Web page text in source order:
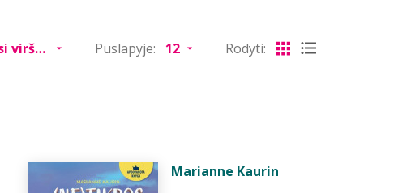
Puslapyje: Rodyti:
Marianne Kaurin